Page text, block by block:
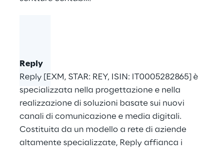
Reply
Reply [EXM, STAR: REY, ISIN: IT0005282865] è
specializzata nella progettazione e nella
realizzazione di soluzioni basate sui nuovi
canali di comunicazione e media digitali.
Costituita da un modello a rete di aziende
altamente specializzate, Reply affianca i